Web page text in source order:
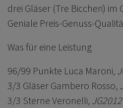
drei Gläser (Tre Biccheri) im
Geniale Preis-Genuss-
Was für eine Leistung
96/99 Punkte Luca Maroni,
3/3 Gläser Gambero Rosso,
3/3 Sterne Veronelli, JG2012